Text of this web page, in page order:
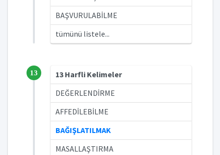
BAŞVURULABİLME
tümünü listele...
13
13 Harfli Kelimeler
DEĞERLENDİRME
AFFEDİLEBİLME
BAĞIŞLATILMAK
MASALLAŞTIRMA